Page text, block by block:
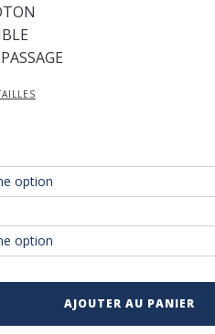
AJOUTER AU PANIER